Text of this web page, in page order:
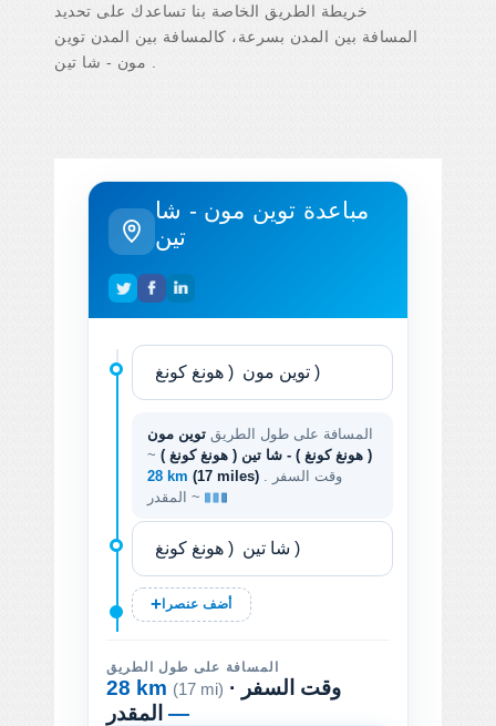
خريطة الطريق الخاصة بنا تساعدك على تحديد
المسافة بين المدن بسرعة، كالمسافة بين المدن توين
مباعدة توين مون - شا
تين
المسافة على طول الطريق توين مون
( هونغ كونغ ) - شا تين ( هونغ كونغ ) ~
28 km (17 miles)
المقدر ~
أضف عنصرا
المسافة على طول الطريق
28 km (17 mi) · وقت السفر
—